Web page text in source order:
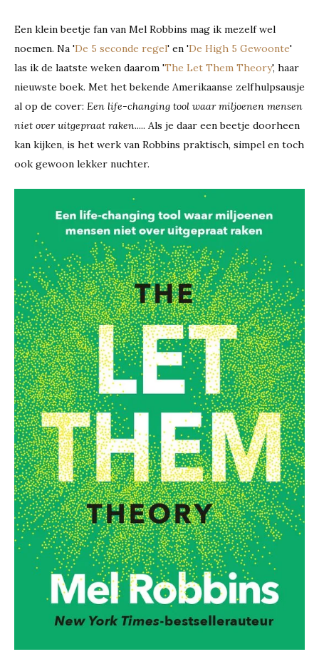
Let
Them
Theory
-
Een klein beetje fan van Mel Robbins mag ik mezelf wel
noemen. Na 'De 5 seconde regel' en 'De High 5 Gewoonte'
las ik de laatste weken daarom 'The Let Them Theory', haar
nieuwste boek. Met het bekende Amerikaanse zelfhulpsausje
al op de cover: Een life-changing tool waar miljoenen mensen
niet over uitgepraat raken..... Als je daar een beetje doorheen
kan kijken, is het werk van Robbins praktisch, simpel en toch
ook gewoon lekker nuchter.